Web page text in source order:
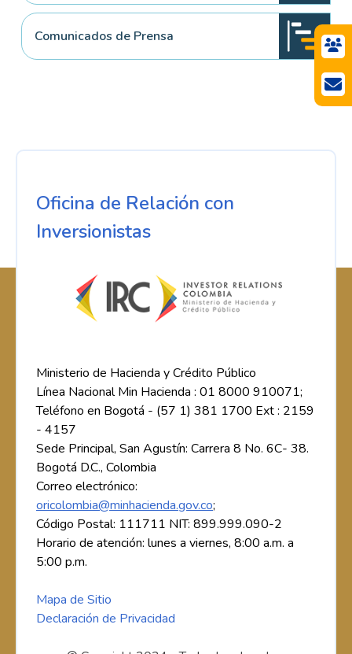
Comunicados de Prensa
Oficina de Relación con
Inversionistas
Ministerio de Hacienda y Crédito Público
Línea Nacional Min Hacienda : 01 8000 910071;
Teléfono en Bogotá - (57 1) 381 1700 Ext : 2159
- 4157
Sede Principal, San Agustín: Carrera 8 No. 6C- 38.
Bogotá D.C., Colombia
Correo electrónico:
oricolombia@minhacienda.gov.co;
Código Postal: 111711 NIT: 899.999.090-2
Horario de atención: lunes a viernes, 8:00 a.m. a
5:00 p.m.
Mapa de Sitio
Declaración de Privacidad